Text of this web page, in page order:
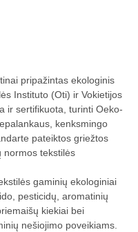
pripažintas ekologinis
Instituto (Oti) ir Vokietijos
ir sertifikuota, turinti Oeko-
kenksmingo
pateiktos griežtos
normos tekstilės
gaminių ekologiniai
pesticidų, aromatinių
kiekiai bei
nešiojimo poveikiams.